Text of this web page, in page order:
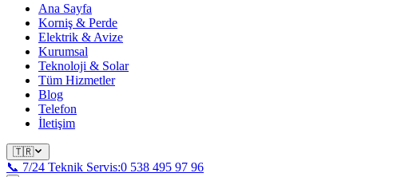
Ana Sayfa
Korniş & Perde
Elektrik & Avize
Kurumsal
Teknoloji & Solar
Tüm Hizmetler
Blog
Telefon
İletişim
🇹🇷
📞 7/24 Teknik Servis:0 538 495 97 96